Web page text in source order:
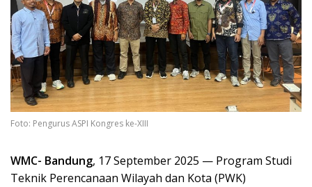
Foto: Pengurus ASPI Kongres ke-XIII
WMC- Bandung, 17 September 2025 — Program Studi
Teknik Perencanaan Wilayah dan Kota (PWK)